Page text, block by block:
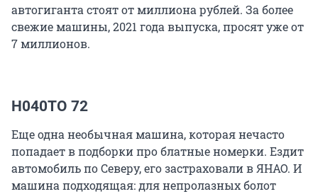
автогиганта стоят от миллиона рублей. За более
свежие машины, 2021 года выпуска, просят уже от
7 миллионов.
Н040ТО 72
Еще одна необычная машина, которая нечасто
попадает в подборки про блатные номерки. Ездит
автомобиль по Северу, его застраховали в ЯНАО. И
машина подходящая: для непролазных болот